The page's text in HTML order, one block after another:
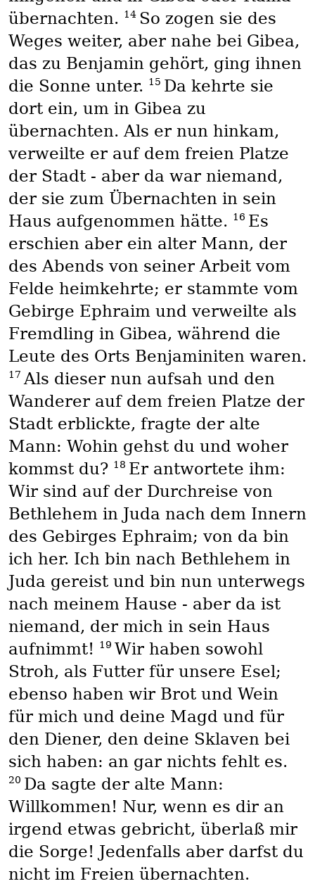
übernachten. 14 So zogen sie des
Weges weiter, aber nahe bei Gibea,
das zu Benjamin gehört, ging ihnen
die Sonne unter. 15 Da kehrte sie
dort ein, um in Gibea zu
übernachten. Als er nun hinkam,
verweilte er auf dem freien Platze
der Stadt - aber da war niemand,
der sie zum Übernachten in sein
Haus aufgenommen hätte. 16 Es
erschien aber ein alter Mann, der
des Abends von seiner Arbeit vom
Felde heimkehrte; er stammte vom
Gebirge Ephraim und verweilte als
Fremdling in Gibea, während die
Leute des Orts Benjaminiten waren.
17 Als dieser nun aufsah und den
Wanderer auf dem freien Platze der
Stadt erblickte, fragte der alte
Mann: Wohin gehst du und woher
kommst du? 18 Er antwortete ihm:
Wir sind auf der Durchreise von
Bethlehem in Juda nach dem Innern
des Gebirges Ephraim; von da bin
ich her. Ich bin nach Bethlehem in
Juda gereist und bin nun unterwegs
nach meinem Hause - aber da ist
niemand, der mich in sein Haus
aufnimmt!
19 Wir haben sowohl
Stroh, als Futter für unsere Esel;
ebenso haben wir Brot und Wein
für mich und deine Magd und für
den Diener, den deine Sklaven bei
sich haben: an gar nichts fehlt es.
20 Da sagte der alte Mann:
Willkommen! Nur, wenn es dir an
irgend etwas gebricht, überlaß mir
die Sorge! Jedenfalls aber darfst du
nicht im Freien übernachten.